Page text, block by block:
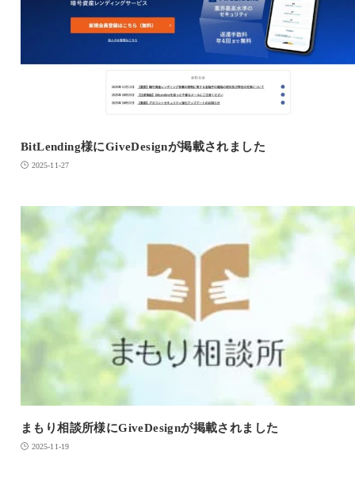
BitLending様にGiveDesignが掲載されました
2025-11-27
まもり相談所様にGiveDesignが掲載されました
2025-11-19